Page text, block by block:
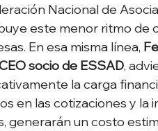
Nacional de
este menor ritmo de
En esa misma línea,
socio de ESSAD,
la carga
en las cotizaciones y la
generarán un costo